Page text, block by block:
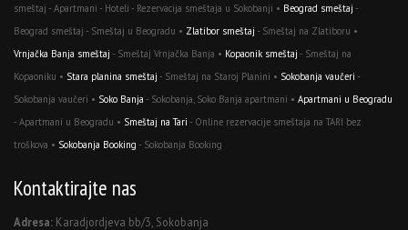
smeštaj - Apartmani - Hoteli - Rezervacija smeštaja u Sokobanji • Beograd smeštaj -
Beograd smeštaj - Smeštaj u Beogradu • Zlatibor smeštaj - Smeštaj na Zlatiboru •
Vrnjačka Banja smeštaj - Smeštaj Vrnjačka Banja • Kopaonik smeštaj - Smeštaj na
Kopaoniku • Stara planina smeštaj - Smeštaj na Staroj Planini • Sokobanja vaučeri -
Sokobanja vaučeri • Soko Banja - Sokobanja, Soko Banja apartmani • Apartmani u Beogradu
- Apartmani u Beogradu • Smeštaj na Tari - Online rezervacije smeštaja na TARI bez
troškova • Sokobanja Booking - Sokobanja Booking
Kontaktirajte nas
Adresa: Karadjordjeva bb/3, Sokobanja